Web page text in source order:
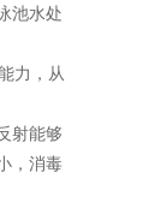
池水处
力，从
射能够
，消毒